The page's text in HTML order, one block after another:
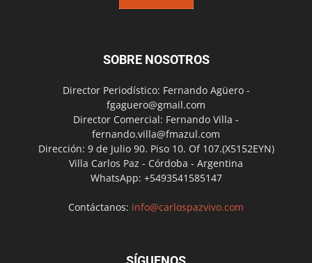
SOBRE NOSOTROS
Director Periodístico: Fernando Agüero -
fgaguero@gmail.com
Director Comercial: Fernando Villa -
fernando.villa@fmazul.com
Dirección: 9 de Julio 90. Piso 10. Of 107.(X5152EYN)
Villa Carlos Paz - Córdoba - Argentina
WhatsApp: +5493541585147
Contáctanos: info@carlospazvivo.com